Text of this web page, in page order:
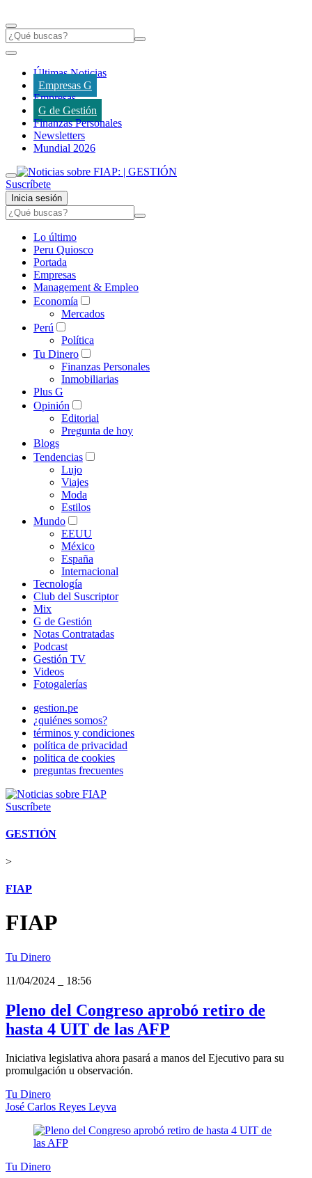
Últimas Noticias
Empresas G
Empresas
G de Gestión
Finanzas Personales
Newsletters
Mundial 2026
Suscríbete
Inicia sesión
Lo último
Peru Quiosco
Portada
Empresas
Management & Empleo
Economía
Mercados
Perú
Política
Tu Dinero
Finanzas Personales
Inmobiliarias
Plus G
Opinión
Editorial
Pregunta de hoy
Blogs
Tendencias
Lujo
Viajes
Moda
Estilos
Mundo
EEUU
México
España
Internacional
Tecnología
Club del Suscriptor
Mix
G de Gestión
Notas Contratadas
Podcast
Gestión TV
Videos
Fotogalerías
gestion.pe
¿quiénes somos?
términos y condiciones
política de privacidad
politica de cookies
preguntas frecuentes
Suscríbete
GESTIÓN
>
FIAP
FIAP
Tu Dinero
11/04/2024
18:56
Pleno del Congreso aprobó retiro de
hasta 4 UIT de las AFP
Iniciativa legislativa ahora pasará a manos del Ejecutivo para su
promulgación u observación.
Tu Dinero
José Carlos Reyes Leyva
Tu Dinero